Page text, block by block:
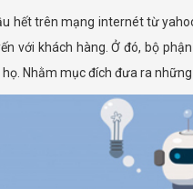
hết trên mạng internét từ
với khách hàng. Ở đó, bộ
Nhằm mục đích đưa ra